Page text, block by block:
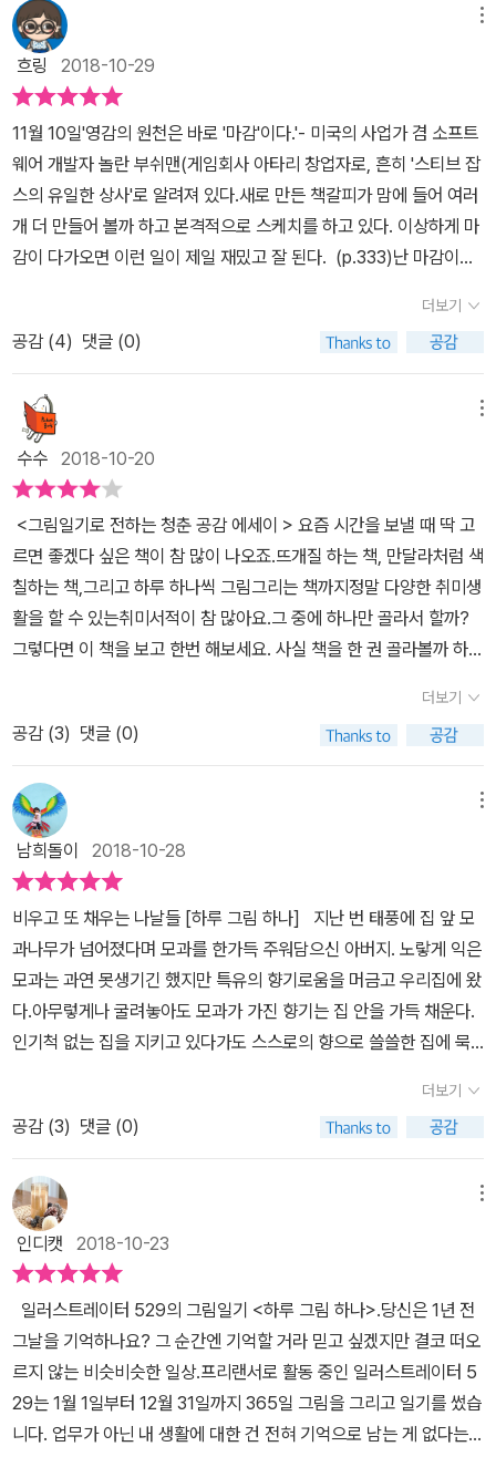
하고 솔직한 일상들을 담고 있다. 나도 그림을 이렇게 그릴 수 있다면,
그냥 일기가 아닌 그림 일기를 한번 써보고 싶다는 생각이 들만큼 따
뜻하고, 예쁜 일기장이다. 4월 5일 수요일늦은 저녁 돌아오는 길에
아껴 읽던 책을 꺼냈다. 한 장 한 장 넘길 때마다 나는 종이 냄새와 팔
랑이는 소리가 듣기 좋아, 듣던 노래를 멈추고 종이 넘기는 소리에 귀
를 기울였다. 어두워진 길을 달리는 버스의 살짝 열린 창 틈으로 비 냄
새가 났고, 책 속 구절처럼 완연한 봄이었다. p.104오래 결심했던
회사를 그만두고 시작한 프리랜서 일러스트레이터로서의 고민, 라섹
기쁨, 본가에서 가족들을 만나고 돌아오던 길에 발견한 아빠가 사주
시던 도시락집, 인터넷으로 선물할 책을 고르려다 어느새 내가 읽고
싶은 책만 한 가득 장바구니에 넣고 만 어느 밤, 작년 이맘때의 그림들
을 정리하며 치열했던 여름을 돌아보던 시간, 늦은 시간 돌아오는 길
에 들른 빵집에 내가 좋아하는 빵이 남아 있어 기분 좋은 날, 정신 없
던 이사를 끝내고 한숨 돌리던 순간의 평화, 처음으로 만들어 마신 아
이스 밀크티가 너무 맛있어서 하루에 세 잔이나 내리 마셨던 날 등
등... 지극히 개인적인 이야기들이지만 그 솔직 담백함이 누구에게나
공감을 주는 내용들이다. 게다가 너무 착해 보이는 그림들 속에서 따
뜻함과 소박한 진심이 느껴져서 더 편하게 읽히는 책이기도 하다. 일
러스트레이터 529는 어느 날 문득, 일이 아닌 자신의 생활에 대한 건
전혀 기억으로 남은 게 없다는 걸 깨닫게 되었다고 한다. 아마 대부분
했는지 잊어 버릴 수밖에 없다. 그래서 단 한 줄이라도, 집으로 돌아오
으로 누워 있다 일어나 일기를 쓰고 그림을 그렸다고 한다. 그녀가 그
리고 쓴 1년간의 그림 일기를 읽으면서 나도 이제는 무엇이 나를 행복
하게 만드는지 끊임없이 찾아 봐야겠다는 생각이 들었다. 나를 좀 돌
보고, 내 일상들이 그냥 지나가 버린 하루로 사라져버리지 않도록 붙
잡아야겠다는 생각도 들었다. 그녀처럼 사소한 단상들을 끄적여 일기
의 형태로 남겨도 좋을 것 같고, 짧은 메모나 사진으로 남겨도 좋을 것
같고 말이다. 하는 일이 잘 풀리지 않을 때, 반복되는 일상에 지쳐 있
을 때, 의기소침해진 나에게 위로를 건네고 싶을 때, 따뜻하고 포근한
그림 일기를 통해서 소박한 행복을 느껴보는 건 어떨까.
스레 지난 일들을 이야기하게 되었습니다. 한참 대화를 나누다 문득,
일을 시작하고 나서는 비슷한 하루하루를 보냈기 때문에 업무가 아닌
내 생활에 대한 건 전혀 기억으로 남은 게 없다는 걸 알게 됐습니다.
그날부터 반드시 하루를 기록하기로 했습니다. 단 한 줄이라도. 집으
로 돌아오는 길에, 한참 작업 중인 늦은 새벽에, 혹은 잠이 오지 않는
밤에 뜬눈으로 누워있다 일어나 일기를 쓰고 그림을 그렸습니다. (중
략) 앞으로도 이 기록이 스스로와 더 가까워지는 계기가 되길 바라며
오늘도 그림을 그리고 일기를 씁니다. (본문 中) 《하루 그림 하나》는
1년간의 삶을 365편의 일기로 기록한 감성 일러스트레이션 북입니
다. 직장을 다니고 있는 저 역시도 하루하루가 내 생활이 아닌 회사 업
무로 기억되곤 합니다. 스트레스로 친구와 수다를 떤다거나, 좋아하
인간관계에 대한 고민을 하기도 하지만 기록되지 않은 일들로 인해
나의 생활은 하나도 남아있지 않은 느낌입니다. 그런 나 자신을 돌아
보는 건 일기가 되겠지요. 사소한 것들이 나를 지탱해주고 있다. 무거
운 몸을 이끌고서 간신히 씻고 누웠을 때 이불에서 풍기는 좋아하는
섬유 유연제 향이라거나, 언젠가 마음에 와닿아 책갈피로 표시해둔
책 속의 구절이라거나, 별 내용도 없이 시시콜콜한 친구와의 전화 한
통 같은 것들. 정말 아주 사소한 것들이 계속해서 힘을 내어 날 나아가
게 한다. (표지날개 中) 나만의 일기에는 누구에게도 말하지 못하는
진솔한 마음이 담겨지곤 합니다. 그래서인지 529 작가의 진솔한 마
게 채워지고 그러더라. (본문 40p)무엇이 나를 행복하게 만드는지
끊임없이 찾기, 올해는 그것만 생각하자. 도망칠 수 있다면 도망쳐도
괜찮다. 나 스스로를 최우선으로 두는 걸 자꾸만 연습해야 한다. (본
문46p)중요하지만 자꾸 잊게 되는 것들이 있다. 나에게 다정하게 대
하는 것과 스스로를 사랑하는 것. 그게 왜 그리고 어렵게 느껴지는지,
매번 마음이 엉망이 되고 나서야 후회가 밀려온다. 문제가 생기면 날
선 눈으로 스스로를 검열하고 탓하는 습관이 나쁜만 아니라 내 주변
의 사람들까지 많이 아프게 한다는 것을 어느 순간 알게 되었다. 더 이
상 스스로를 못살게 굴고 싶지 않다. (본문 187p) 포근한 색연필로
그려낸 일러스트가 참 따뜻합니다. 다른 사람의 일기를 훔쳐보는 듯
하지만 그럼에도 불구하고 왠지 차분해지는 기분이 드네요. 반복적
인 하루에 지루해하고, 짜증내기보다는 소소하지만 확실한 행복을 찾
이 책에서 배워봅니다. 저도 이제 저만의 일기장을 만들어야겠어요.
일기가 무척이나 쓰고싶은 날이네요. (이미지출처: '하루 그림 하나'
본문에서 발췌)
흐링 2018-10-29
11월 10일'영감의 원천은 바로 '마감'이다.'- 미국의 사업가 겸 소프트
웨어 개발자 놀란 부쉬맨(게임회사 아타리 창업자로, 흔히 '스티브 잡
스의 유일한 상사'로 알려져 있다.새로 만든 책갈피가 맘에 들어 여러
개 더 만들어 볼까 하고 본격적으로 스케치를 하고 있다. 이상하게 마
감이 다가오면 이런 일이 제일 재밌고 잘 된다. (p.333)난 마감이란
일정을 고민하며 크고 작은 일들을 배분하고 마감일보다 일찍 일이
마무리될 때의 희열은 이루 말할 수가 없다. 매번 반복되는 회사 생활
중에 찾는 작은 기쁨 같은 거다. 빼곡하게 업무 일지를 채우고 체크 표
시를 할 때는 또 얼마나 뿌듯한지... 그런데 내 인생이 마감일은 알 수
없어서 그런가 티슈 뽑듯이 살고 있다. 항상 그렇지만 반성해본다. 반
성만 하고 잘 고쳐지지 않는다는 게 함정이지만... 책을 처음 받고 정
말 365일이 다 있는지 궁금해서 휘리릭 훑어보았다. 매일 글로 쓰는
일기도 쉽지 않은데 그림일기라니... 매일매일 검사를 받아야 했던 그
림일기도 미루다가 썼던 게 한두 번이 아닌데 자신의 의지만으로 매
일 그림을 그린 작가가 새삼 존경스러웠다. 보통 11월 정도에 예쁜 달
력이 나온다. 예쁜 달력이 당장 쓰고 싶어서 칸칸이 달력에 그림을 채
워 넣고는 하는데, 의지력 제로인 사람이라 4월이 되기 전에 시들해
진다. 열두 달 그림을 꽉 채운 달력 하나도 나에겐 늘 버겁다. 2019년
엔 가능할랑가?1월 29일사소한 것들이 나를 지탱해 주고 있다. 무거
섬유 유연제 향이나, 언젠가 마음에 와닿아 책갈피로 표시해 둔 책의
구절이라든가, 별 내용도 없이 시시콜콜한 친구와의 전화 한 통 같은
것들. 정말 아주 사소한 것들이 계속해서 힘을 내어 날 날아가게 한
다. (p.34)여름에서 가을이 되면서 괜스레 서글퍼져서 한동안 힘들
었다. (좋은 말로 소녀감성, 다른 말로 하면 계절성 우울증 정도 되려
나?) 날 지켜준 사소한 것들은 잘 정리된 침대(내가 정리해놓고 혼자
뿌듯해함), 비율을 기가 막히게 조절해서 맛있었던 홍차 커피(우리 집
카페 시그니처 메뉴임), 집 근처 산책로의 햇살 사이로 스며든 햇살
같은 것들이 내가 사랑하는 사람들 곁에 계속 있게 한다. 그리고 그들
책을 만났다. 따뜻하고 달달해서 한 장 한 장 넘길 때마다 힐링이 되는
기분이었다. 너무 달콤해서 한꺼번에 많이 먹을 수 없는 마카롱처럼
이 책도 한꺼번에 읽을 수 없었다. 갓 건조기에서 꺼낸 듯 포근한 그림
일기라 마음만 먹으면 금방 읽을 수 있지만 그렇게 하고 싶지 않았다.
조금 더 오랫동안 가슴에 품고 싶었다. 몰랑해서 슈크림이 마구마구
빠져나오는 듯한 시간에 위로가 되는 책이다.7월 29일어쩔 수 없는
일들에 더 많은 시간을 허비하고, 괜찮지 않은데도 괜찮다고 하는 날
들이 많아지고, 내 이야기를 솔직하게 할 수 있는 일들이 적어지고, 앞
으로의 일보다 지나온 일들을 보는 시간이 많아져도, '나'로 있는 것을
포기하지 않기를. 중심을 잡고 굳건히 서 있기를.사랑하는 친구에게
보낸 편지 (p.224)
더보기
공감 (4) 댓글 (0)
수수 2018-10-20
<그림일기로 전하는 청춘 공감 에세이 > 요즘 시간을 보낼 때 딱 고
르면 좋겠다 싶은 책이 참 많이 나오죠.뜨개질 하는 책, 만달라처럼 색
칠하는 책,그리고 하루 하나씩 그림그리는 책까지정말 다양한 취미생
활을 할 수 있는취미서적이 참 많아요.그 중에 하나만 골라서 할까?
그렇다면 이 책을 보고 한번 해보세요. 사실 책을 한 권 골라볼까 하다
잊게 되죠.생활 속에서 찾을 수 있는 소확행을쉽게 찾을 수 있는 에세
이 책이 나왔네요. 사실 제목만 보고는 요즘 나오는하루에 그림 하나
그리는 책인가 보다 했어요.수채화나 연필그림이나 등등그런데 책을
열어보는 순간이건 무엇을 가르쳐주는 책이 아니더군요.글쓴이의 하
루하루가 담긴 그림일기였어요.이거 읽어도 되나? 남의 그림일기 엿
볼 기회 흔치 않죠?그림일기로 전하는 에세이랍니다. 아이들이 초
등학교 다닐 때 그림일기 숙제가 있으면 한동안 열심히 쓰다가3학년
쯤 되고 그림이 사라지고글밥이 많아지면 쓰기 힘들어했어요.그림과
글이 함께 어우러진다는거그만큼 사람들에게 긴장감을 낮추고표현할
시간이라는 의미겠죠? 아이들 그림일기를 보는 듯한아기자기한 이
쁜 그림이 마음에 들어요.너무 어른스러운 그림이면책의 무게감이 느
껴질 텐데그림도 아기자기하게 그리고글도 마음이 가는대로 부담스
럽지 않게 감정표현한 그림일기에요.이렇게 소소하게 자기 표현을 하
는 법이요즘 젊은 세대의 공감하는 방법인듯해요. 거창하게 준비를
권에그림도 그리고 글도 쓰면서꼭 하루하루를 채우지 않아도 되는나
만의 힐링 그림일기 요즘에는 수첩에 그림을 그리고 하루하루를 적기
도 하고딸아이 같은 경우는 손바닥만한 흰 노트를 준비해서 생각날
때마다 그림을 그리고 글을 적더군요.매일이 아니더라도 이렇게 해도
나만의 소중한 에세이가 되겠죠? 글과 그림을 엮은 일기장을 만들면
서소확행은 누릴 수 있지 않을까 생각해 봐요.
더보기
공감 (3) 댓글 (0)
남희돌이 2018-10-28
비우고 또 채우는 나날들 [하루 그림 하나] 지난 번 태풍에 집 앞 모
과나무가 넘어졌다며 모과를 한가득 주워담으신 아버지. 노랗게 익은
모과는 과연 못생기긴 했지만 특유의 향기로움을 머금고 우리집에 왔
다.아무렇게나 굴려놓아도 모과가 가진 향기는 집 안을 가득 채운다.
인기척 없는 집을 지키고 있다가도 스스로의 향으로 쓸쓸한 집에 묵
가 돈다. 가만히 놓아두면 은은한 향이, 손으로 바닥에 조금만 굴리면
좀 더 진한 향이 배어나온다. 모과의 쓸모는 그 뿐이 아니어서 쓱쓱 썰
어 말린 다음 끓는 물에 우려내면 향긋한 모과차가 된다. 감기 걸렸을
때나 목이 슬슬 아파올 때, 꿀을 듬뿍 넣은 모과차를 마시면 따뜻한 기
운과 함께 피곤함이 쓱 사라지곤 한다. 매일매일의 삶이란 우리가 인
식하지 못하는 사이에, 재깍재깍 시곗바늘이 묵묵히 제 할 일 하는 데
발맞추어 그저 흘러가기 마련이다. 뜻밖에 우리 집을 찾아온 아버지
와 모과처럼, 나른한 일상에 향기로움을 선사하는 게 무엇이 있을까?
그림을 그리는 생활자, 529 일러스트레이터의 [하루 그림 하나]가
백지 같은 내 삶에 점 하나를 찍었다. 어지간히 그림에는 재능이 없어
서, 흔하디 흔한 패드에 쓱쓱 그리는 그림조차 시도해 보지 않았는데,
529 님은 '오늘을 그리며 내일을 생각'한다며, 그림을 그리고 짤막한
더보기
공감 (3) 댓글 (0)
인디캣 2018-10-23
일러스트레이터 529의 그림일기 <하루 그림 하나>.당신은 1년 전
그날을 기억하나요? 그 순간엔 기억할 거라 믿고 싶겠지만 결코 떠오
르지 않는 비슷비슷한 일상.프리랜서로 활동 중인 일러스트레이터 5
29는 1월 1일부터 12월 31일까지 365일 그림을 그리고 일기를 썼습
니다. 업무가 아닌 내 생활에 대한 건 전혀 기억으로 남는 게 없다는